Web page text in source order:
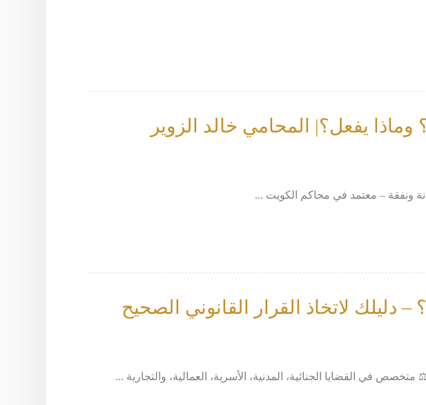
يفعل؟| المحامي خالد الزوير
دليلك لاتخاذ القرار القانوني الصحيح